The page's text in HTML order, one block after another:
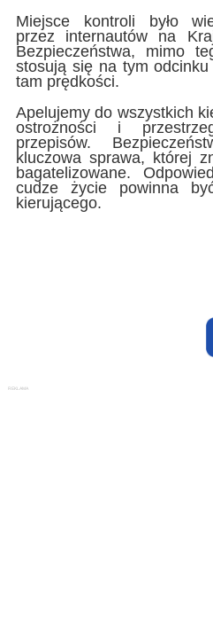
Miejsce kontroli było
przez internautów na
Bezpieczeństwa, mimo
stosują się na tym
tam prędkości.
Apelujemy do wszystkich
ostrożności i
przepisów.
kluczowa sprawa, której
bagatelizowane.
cudze życie powinna
kierującego.